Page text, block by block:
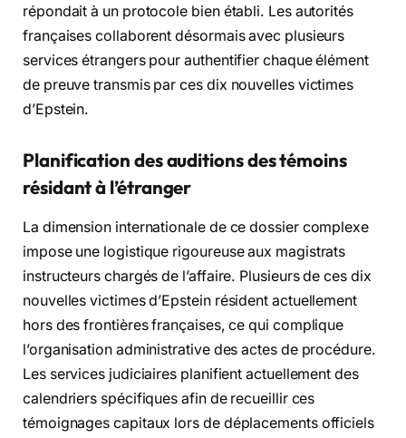
répondait à un protocole bien établi. Les autorités
françaises collaborent désormais avec plusieurs
services étrangers pour authentifier chaque élément
de preuve transmis par ces dix nouvelles victimes
d’Epstein.
Planification des auditions des témoins
résidant à l’étranger
La dimension internationale de ce dossier complexe
impose une logistique rigoureuse aux magistrats
instructeurs chargés de l’affaire. Plusieurs de ces dix
nouvelles victimes d’Epstein résident actuellement
hors des frontières françaises, ce qui complique
l’organisation administrative des actes de procédure.
Les services judiciaires planifient actuellement des
calendriers spécifiques afin de recueillir ces
témoignages capitaux lors de déplacements officiels